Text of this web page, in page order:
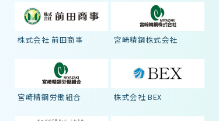
株式会社 前田商事 宮崎精鋼株式会社
宮崎精鋼労働組合 株式会社 BEX